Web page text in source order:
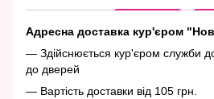
Адресна доставка кур'єром
— Здійснюється кур'єром служби
до дверей
— Вартість доставки від 105 грн.